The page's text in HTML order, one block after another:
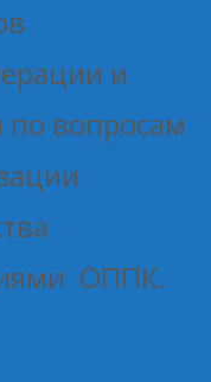
и
по вопросам
ОППК.